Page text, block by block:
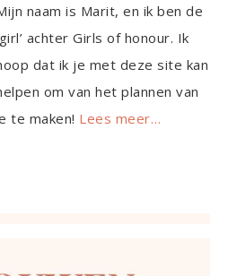
naam is Marit, en ik ben de
achter Girls of honour. Ik
dat ik je met deze site kan
om van het plannen van
te maken! Lees meer…